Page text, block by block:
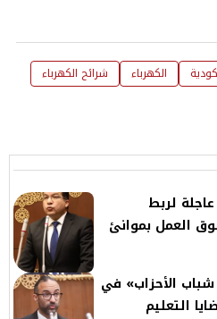
الكهرباء شرائح الكهرباء
لربط
العمل بموانئ
الأحزاب» في
التعليم